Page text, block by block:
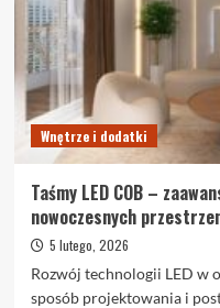
mieszkania:
przewodnik
po
kroku
Wnętrze i dodatki
Taśmy LED COB –
nowoczesnych
5 lutego, 2026
Rozwój technologii LED w
sposób projektowania i